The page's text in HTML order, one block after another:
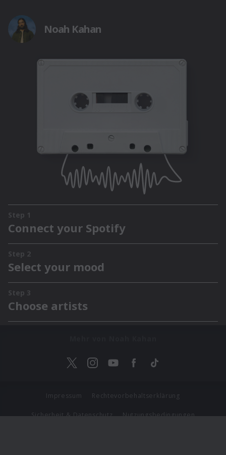
Impressum Rechtevorbehaltserklärung
Sicherheit & Datenschutz Nutzungsbedingungen